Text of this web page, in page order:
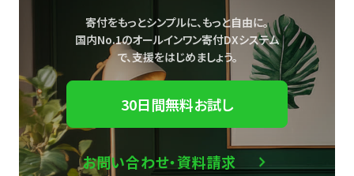
寄付をもっとシンプルに、もっと自由に。
国内No.1のオールインワン寄付DXシステム
で、支援をはじめましょう。
30日間無料お試し
お問い合わせ・資料請求